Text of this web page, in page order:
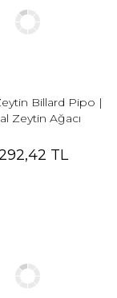
Billard Pipo |
Zeytin Ağacı
TL